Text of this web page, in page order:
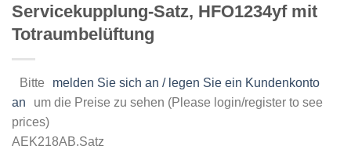
Servicekupplung-Satz, HFO1234yf mit
Totraumbelüftung
Bitte
melden Sie sich an / legen Sie ein Kundenkonto
an
um die Preise zu sehen (Please login/register to see
prices)
AEK218AB.Satz